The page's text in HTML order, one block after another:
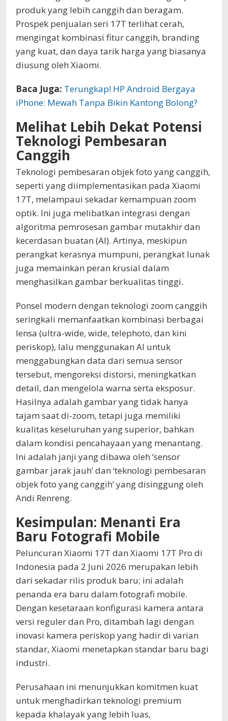
produk yang lebih canggih dan beragam.
Prospek penjualan seri 17T terlihat cerah,
mengingat kombinasi fitur canggih, branding
yang kuat, dan daya tarik harga yang biasanya
diusung oleh Xiaomi.
Baca Juga: Terungkap! HP Android Bergaya
iPhone: Mewah Tanpa Bikin Kantong Bolong?
Melihat Lebih Dekat Potensi
Teknologi Pembesaran
Canggih
Teknologi pembesaran objek foto yang canggih,
seperti yang diimplementasikan pada Xiaomi
17T, melampaui sekadar kemampuan zoom
optik. Ini juga melibatkan integrasi dengan
algoritma pemrosesan gambar mutakhir dan
kecerdasan buatan (AI). Artinya, meskipun
perangkat kerasnya mumpuni, perangkat lunak
juga memainkan peran krusial dalam
menghasilkan gambar berkualitas tinggi.
Ponsel modern dengan teknologi zoom canggih
seringkali memanfaatkan kombinasi berbagai
lensa (ultra-wide, wide, telephoto, dan kini
periskop), lalu menggunakan AI untuk
menggabungkan data dari semua sensor
tersebut, mengoreksi distorsi, meningkatkan
detail, dan mengelola warna serta eksposur.
Hasilnya adalah gambar yang tidak hanya
tajam saat di-zoom, tetapi juga memiliki
kualitas keseluruhan yang superior, bahkan
dalam kondisi pencahayaan yang menantang.
Ini adalah janji yang dibawa oleh ‘sensor
gambar jarak jauh’ dan ‘teknologi pembesaran
objek foto yang canggih’ yang disinggung oleh
Andi Renreng.
Kesimpulan: Menanti Era
Baru Fotografi Mobile
Peluncuran Xiaomi 17T dan Xiaomi 17T Pro di
Indonesia pada 2 Juni 2026 merupakan lebih
dari sekadar rilis produk baru; ini adalah
penanda era baru dalam fotografi mobile.
Dengan kesetaraan konfigurasi kamera antara
versi reguler dan Pro, ditambah lagi dengan
inovasi kamera periskop yang hadir di varian
standar, Xiaomi menetapkan standar baru bagi
industri.
Perusahaan ini menunjukkan komitmen kuat
untuk menghadirkan teknologi premium
kepada khalayak yang lebih luas,